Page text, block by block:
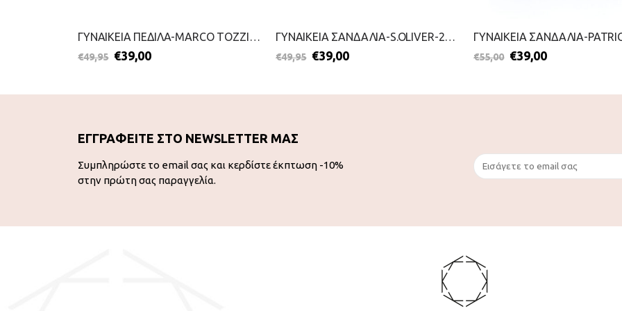
ΓΥΝΑΙΚΕΙΑ ΠΕΔΙΛΑ-MARCO TOZZI-2199-0039-ΤΑΜΠΑ
€49,95 €39,00
ΓΥΝΑΙΚΕΙΑ ΣΑΝΔΑΛΙΑ-S.OLIVER-2199-0056-ΜΑΥΡΟ
€49,95 €39,00 €55,00 €39,00
ΕΓΓΡΑΦΕΙΤΕ ΣΤΟ NEWSLETTER ΜΑΣ
Συμπληρώστε το email σας και κερδίστε έκπτωση -10%
στην πρώτη σας παραγγελία.